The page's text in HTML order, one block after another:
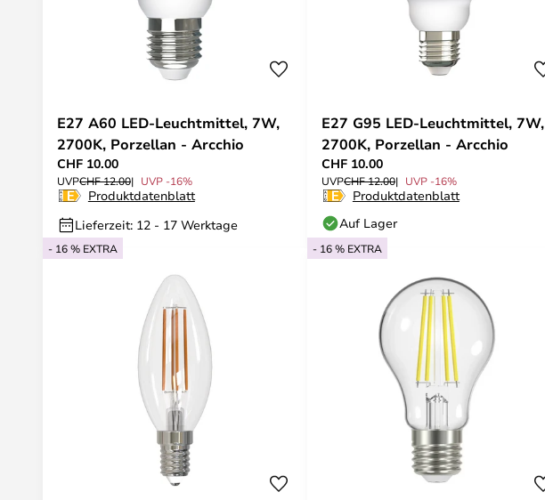
E27 A60 LED-Leuchtmittel, 7W,
2700K, Porzellan - Arcchio
CHF 10.00
UVPCHF 12.00 UVP -16%
Produktdatenblatt
Lieferzeit: 12 - 17 Werktage
E27 G95 LED-Leuchtmittel, 7W,
2700K, Porzellan - Arcchio
CHF 10.00
UVPCHF 12.00 UVP -16%
Produktdatenblatt
Auf Lager
- 16 % EXTRA - 16 % EXTRA